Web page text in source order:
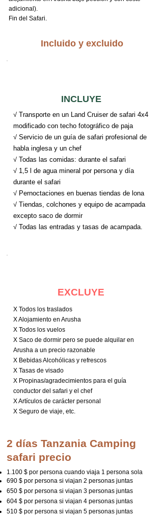
adicional).
Fin del Safari.
Incluido y excluido
INCLUYE
√ Transporte en un Land Cruiser de safari 4x4
modificado con techo fotográfico de paja
√ Servicio de un guía de safari profesional de
habla inglesa y un chef
√ Todas las comidas: durante el safari
√ 1,5 l de agua mineral por persona y día
durante el safari
√ Pernoctaciones en buenas tiendas de lona
√ Tiendas, colchones y equipo de acampada
excepto saco de dormir
√ Todas las entradas y tasas de acampada.
EXCLUYE
X Todos los traslados
X Alojamiento en Arusha
X Todos los vuelos
X Saco de dormir pero se puede alquilar en
Arusha a un precio razonable
X Bebidas Alcohólicas y refrescos
X Tasas de visado
X Propinas/agradecimientos para el guía
conductor del safari y el chef
X Artículos de carácter personal
X Seguro de viaje, etc.
2 días Tanzania Camping
safari precio
1.100 $ por persona cuando viaja 1 persona sola
690 $ por persona si viajan 2 personas juntas
650 $ por persona si viajan 3 personas juntas
604 $ por persona si viajan 4 personas juntas
510 $ por persona si viajan 5 personas juntas